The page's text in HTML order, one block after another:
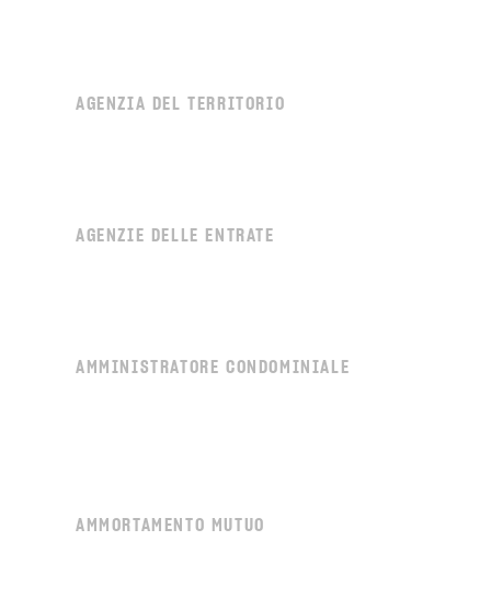
AGENZIA DEL TERRITORIO
AGENZIE DELLE ENTRATE
AMMINISTRATORE CONDOMINIALE
AMMORTAMENTO MUTUO